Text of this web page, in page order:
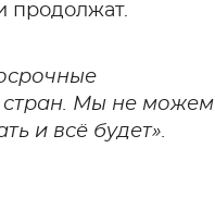
продолжат.
стран. Мы не можем
и всё будет».